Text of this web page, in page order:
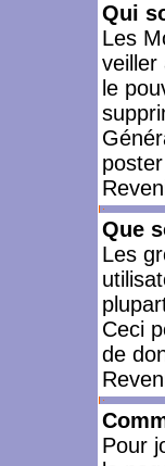
Qui
Les
veiller
le
Que
Les
Ceci
de
Pour